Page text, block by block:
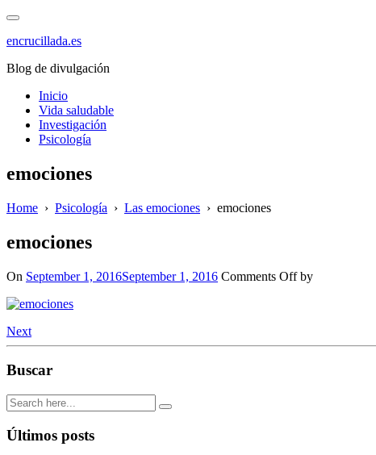
Skip
content
encrucillada.es
Blog de divulgación
Inicio
Vida saludable
Investigación
Psicología
emociones
Home › Psicología › Las emociones › emociones
emociones
On September 1, 2016September 1, 2016 Comments Offon
by
Next
Buscar
Últimos posts